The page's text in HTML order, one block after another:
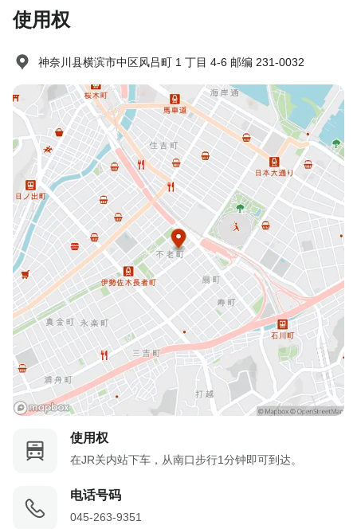
使用权
神奈川县横滨市中区风吕町 1 丁目 4-6 邮编 231-0032
使用权
在JR关内站下车，从南口步行1分钟即可到达。
电话号码
045-263-9351